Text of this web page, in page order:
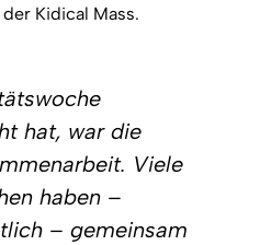
Kidical Mass.
hat, war die
Viele
haben –
– gemeinsam